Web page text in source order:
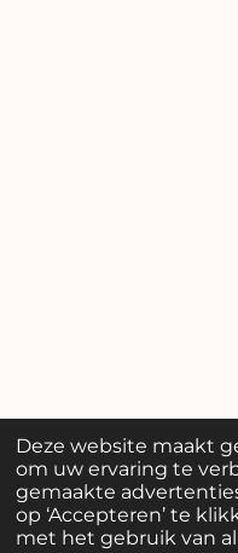
Deze website maakt
om uw ervaring te
gemaakte
op ‘Accepteren’ te
met het gebruik van